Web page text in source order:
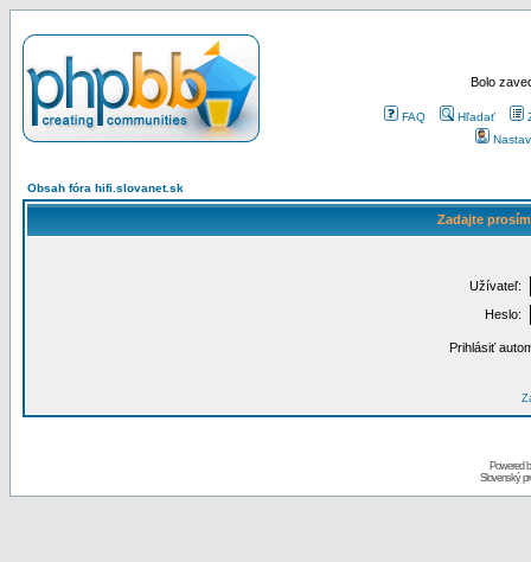
Bolo
FAQ Hľadať
Obsah fóra hifi.slovanet.sk
Zadajte
Užívateľ:
Heslo:
Prihlásiť
Powered
Slovenský